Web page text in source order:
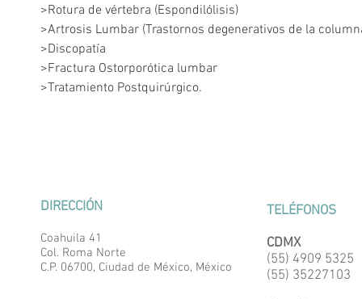
>Rotura de vértebra (Espondilólisis)
>Artrosis Lumbar (Trastornos degenerativos de la
>Discopatía
>Fractura Ostorporótica lumbar
>Tratamiento Postquirúrgico.
DIRECCIÓN
Coahuila 41
Col. Roma Norte
C.P. 06700, Ciudad de México, México
TELÉFONOS
CDMX
(55) 4909 5325
(55) 35227103